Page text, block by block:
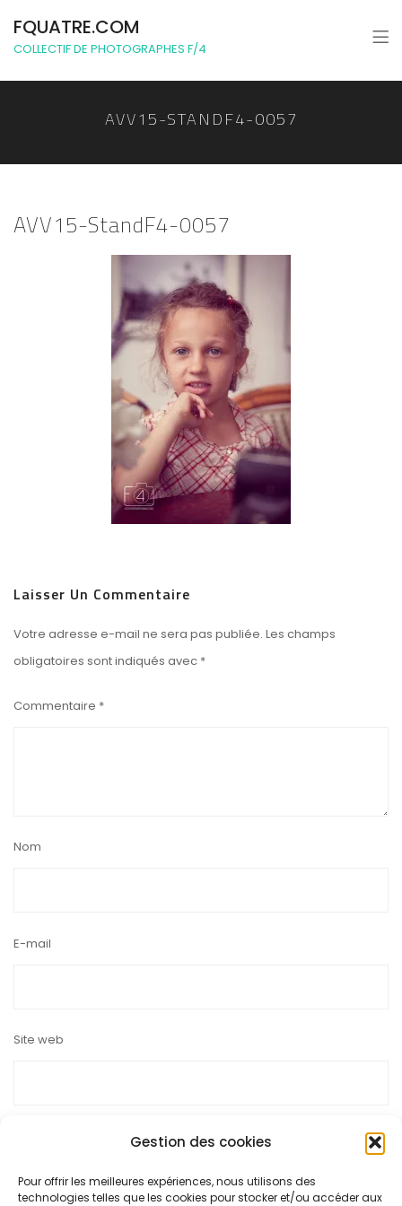
Gestion des cookies
Pour offrir les meilleures expériences, nous utilisons des
technologies telles que les cookies pour stocker et/ou accéder aux
FQUATRE.COM
COLLECTIF DE PHOTOGRAPHES F/4
AVV15-STANDF4-0057
AVV15-StandF4-0057
Laisser Un Commentaire
Votre adresse e-mail ne sera pas publiée. Les champs
obligatoires sont indiqués avec *
Commentaire *
Nom
E-mail
Site web
Ce site utilise Akismet pour réduire les indésirables.